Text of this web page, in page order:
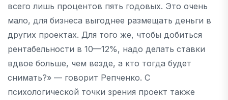
всего лишь процентов пять годовых. Это очень
мало, для бизнеса выгоднее размещать деньги в
других проектах. Для того же, чтобы добиться
рентабельности в 10—12%, надо делать ставки
вдвое больше, чем везде, а кто тогда будет
снимать?» — говорит Репченко. С
психологической точки зрения проект также